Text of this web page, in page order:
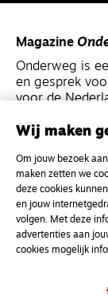
Magazine
Onderweg is
en gesprek
voor de
Magazine
Kvk-nummer
NL46 INGB
Wij maken
Om jouw bezoek
maken zetten we
deze cookies
en jouw
volgen. Met deze
advertenties aan
cookies mogelijk